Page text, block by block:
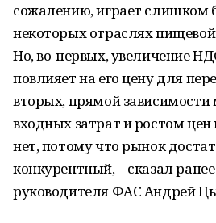
сожалению, играет слишком
некоторых отраслях
Но, во-первых, увеличение
повлияет на его цену для
вторых, прямой
входных затрат и ростом цен
нет, потому что рынок
конкурентный, – сказал
руководителя ФАС Андрей